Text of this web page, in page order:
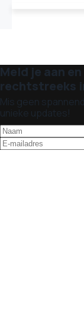
Meld je aan
rechtstreeks
Mis geen
unieke updates!